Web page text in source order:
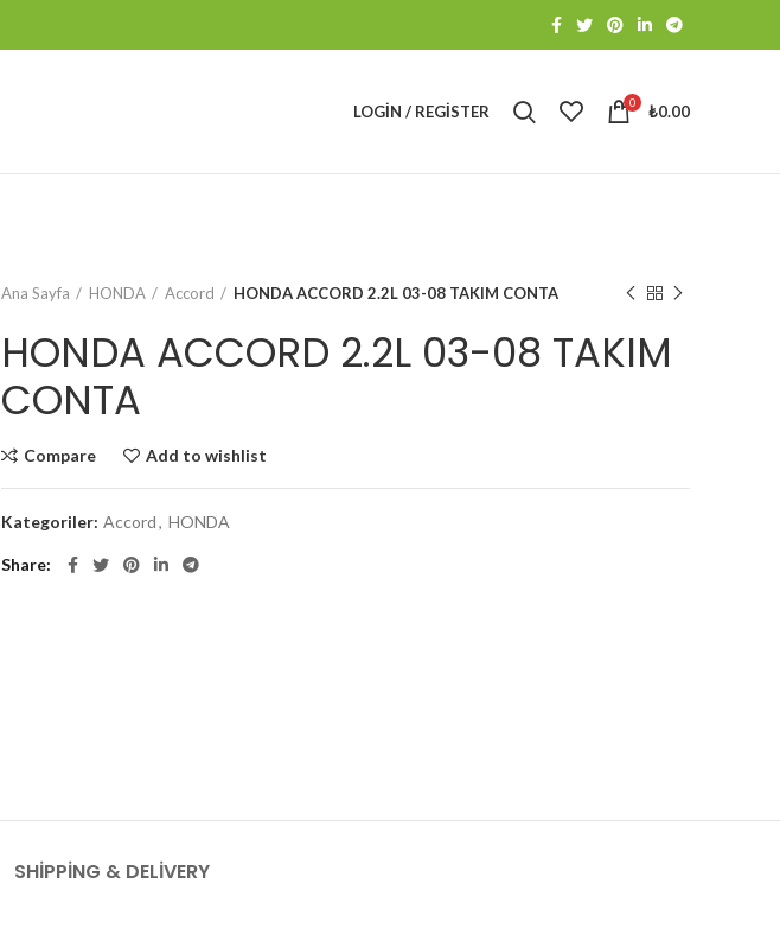
LOGIN / REGISTER 0 ₺0.00
Ana Sayfa HONDA Accord HONDA ACCORD 2.2L 03-08 TAKIM CONTA
HONDA ACCORD 2.2L 03-08 TAKIM
CONTA
Compare Add to wishlist
Kategoriler: Accord, HONDA
Share
SHIPPING & DELIVERY